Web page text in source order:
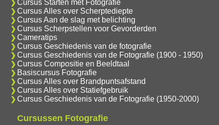
Cursus Starten met Fotografie
Cursus Alles over Scherptediepte
Cursus Aan de slag met belichting
Cursus Scherpstellen voor Gevorderden
Cameratips
Cursus Geschiedenis van de fotografie
Cursus Geschiedenis van de Fotografie (1900 - 1950)
Cursus Compositie en Beeldtaal
Basiscursus Fotografie
Cursus Alles over Brandpuntsafstand
Cursus Alles over Statiefgebruik
Cursus Geschiedenis van de Fotografie (1950-2000)
Cursussen Fotografie